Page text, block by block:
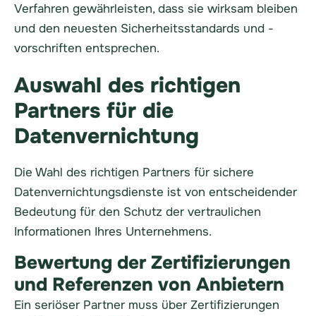
Verfahren gewährleisten, dass sie wirksam bleiben
und den neuesten Sicherheitsstandards und -
vorschriften entsprechen.
Auswahl des richtigen
Partners für die
Datenvernichtung
Die Wahl des richtigen Partners für sichere
Datenvernichtungsdienste ist von entscheidender
Bedeutung für den Schutz der vertraulichen
Informationen Ihres Unternehmens.
Bewertung der Zertifizierungen
und Referenzen von Anbietern
Ein seriöser Partner muss über Zertifizierungen